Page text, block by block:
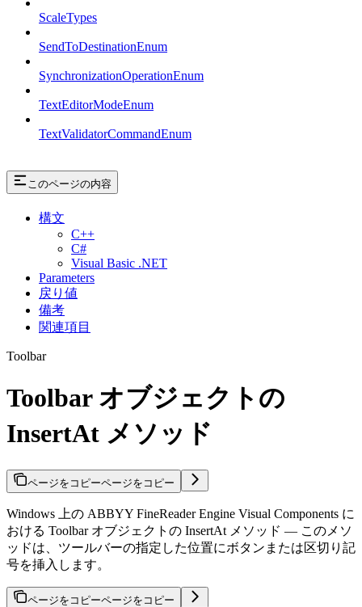
ScaleTypes
SendToDestinationEnum
SynchronizationOperationEnum
TextEditorModeEnum
TextValidatorCommandEnum
このページの内容
構文
C++
C#
Visual Basic .NET
Parameters
戻り値
備考
関連項目
Toolbar
Toolbar オブジェクトの
InsertAt メソッド
ページをコピーページをコピー
Windows 上の ABBYY FineReader Engine Visual Components に
おける Toolbar オブジェクトの InsertAt メソッド — このメソ
ッドは、ツールバーの指定した位置にボタンまたは区切り記
号を挿入します。
ページをコピーページをコピー